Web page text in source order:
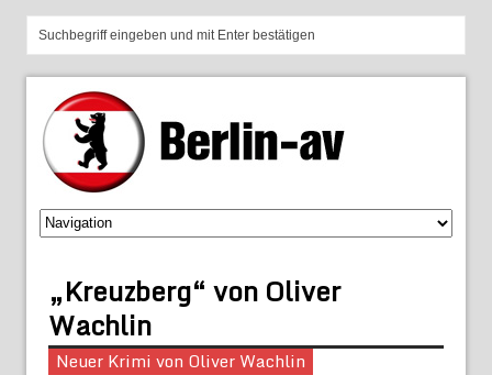
„Kreuzberg“ von Oliver
Wachlin
Neuer Krimi von Oliver Wachlin